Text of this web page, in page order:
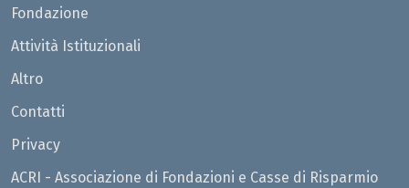
Fondazione
Attività Istituzionali
Altro
Contatti
Privacy
ACRI - Associazione di Fondazioni e Casse di Risparmio